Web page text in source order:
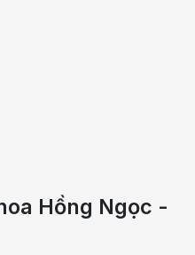
Hồng Ngọc -